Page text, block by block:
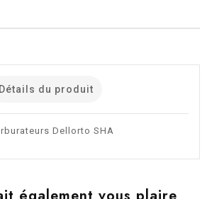
Détails du produit
Dellorto SHA